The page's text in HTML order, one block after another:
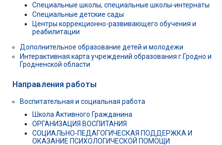
Специальные школы, специальные школы-интернаты
Специальные детские сады
Центры коррекционно-развивающего обучения и
реабилитации
Дополнительное образование детей и молодежи
Интерактивная карта учреждений образования г.Гродно и
Гродненской области
Направления работы
Воспитательная и социальная работа
Школа Активного Гражданина
ОРГАНИЗАЦИЯ ВОСПИТАНИЯ
СОЦИАЛЬНО-ПЕДАГОГИЧЕСКАЯ ПОДДЕРЖКА И
ОКАЗАНИЕ ПСИХОЛОГИЧЕСКОЙ ПОМОЩИ